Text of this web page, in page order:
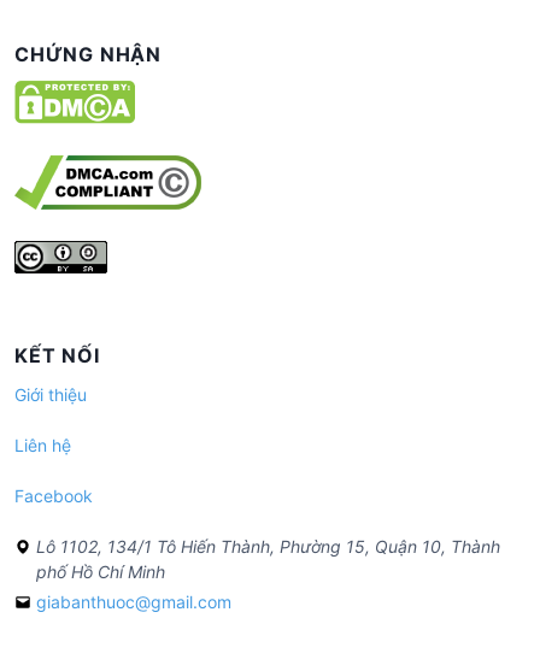
CHỨNG NHẬN
KẾT NỐI
Giới thiệu
Liên hệ
Facebook
Lô 1102, 134/1 Tô Hiến Thành, Phường 15, Quận 10, Thành
phố Hồ Chí Minh
giabanthuoc@gmail.com